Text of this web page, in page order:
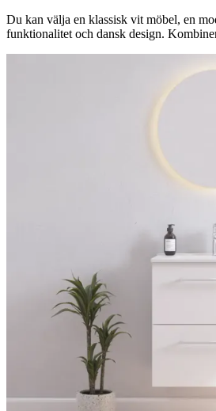
Du kan välja en klassisk vit möbel, en
funktionalitet och dansk design.